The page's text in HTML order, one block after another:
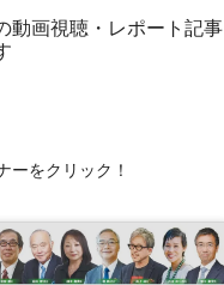
動画視聴・レポート記事
ーをクリック！